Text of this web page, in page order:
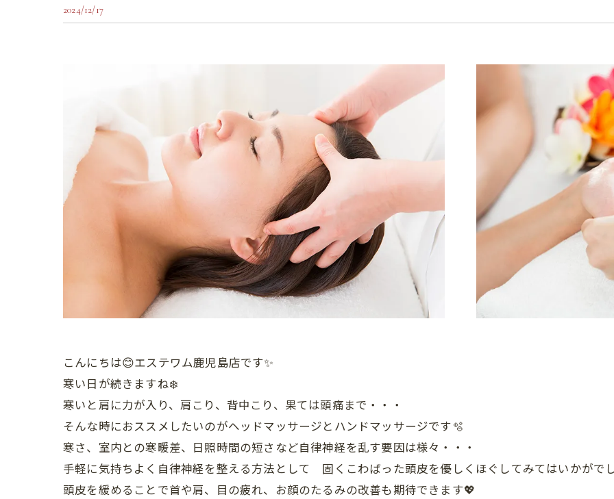
2024/12/17
こんにちは😊エステワム鹿児島店です✨
寒い日が続きますね❄️
寒いと肩に力が入り、肩こり、背中こり、果ては頭痛まで・・・
そんな時におススメしたいのがヘッドマッサージとハンドマッサージです🫧
寒さ、室内との寒暖差、日照時間の短さなど自律神経を乱す要因は様々・・・
手軽に気持ちよく自律神経を整える方法として 固くこわばった頭皮を優しくほぐしてみてはいかがで
頭皮を緩めることで首や肩、目の疲れ、お顔のたるみの改善も期待できます💖